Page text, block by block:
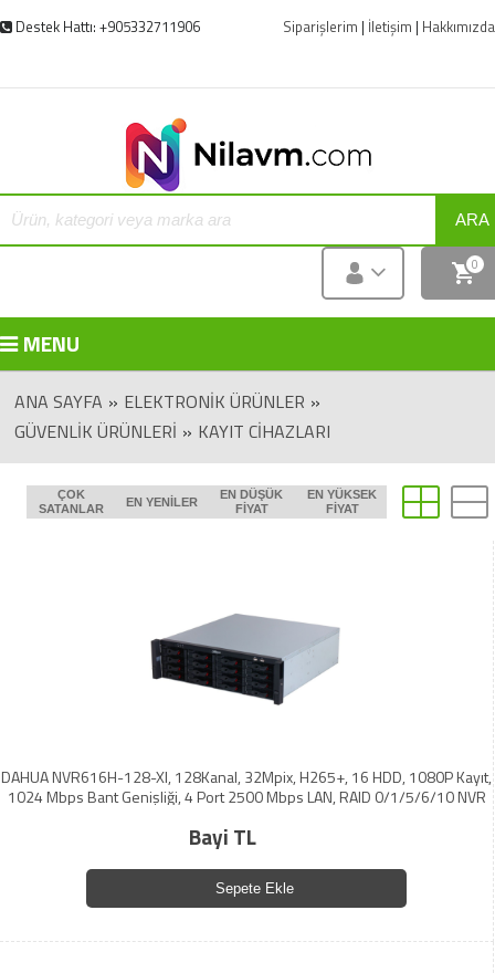
Destek Hattı: +905332711906 Siparişlerim | İletişim | Hakkımızda
ARA
0
MENU
ANA SAYFA » ELEKTRONIK ÜRÜNLER »
GÜVENLIK ÜRÜNLERI » KAYIT CIHAZLARI
ÇOK
SATANLAR
EN YENILER
EN DÜŞÜK
FIYAT
EN YÜKSEK
FIYAT
DAHUA NVR616H-128-XI, 128Kanal, 32Mpix, H265+, 16 HDD, 1080P Kayıt,
1024 Mbps Bant Genişliği, 4 Port 2500 Mbps LAN, RAID 0/1/5/6/10 NVR
Bayi TL
Sepete Ekle